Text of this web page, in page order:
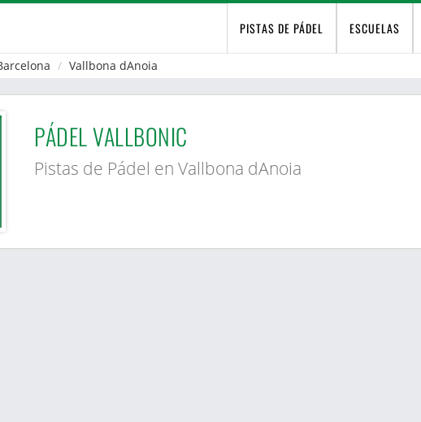
PISTAS DE PÁDEL ESCUELAS
Vallbona dAnoia
PÁDEL VALLBONIC
Pistas de Pádel en Vallbona dAnoia